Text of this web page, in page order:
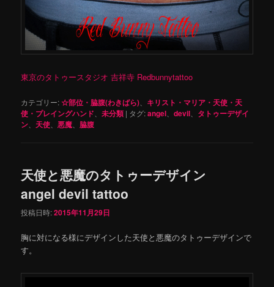
東京のタトゥースタジオ 吉祥寺 Redbunnytattoo
カテゴリー:☆部位・脇腹(わきばら)
キリスト・マリア・天使・天
使・プレイングハンド 、未分類 | タグ:angel 、devil
タトゥーデザイ
ン
天使 、悪魔 脇腹
天使と悪魔のタトゥーデザイン
angel devil tattoo
投稿日時:2015年11月29日
胸に対になる様にデザインした天使と悪魔のタトゥーデザインで
す。